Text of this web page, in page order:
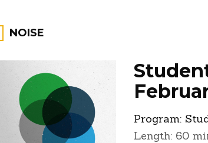
NOISE
FILTER BY:
PROGRAMSProgram:
Length: 60